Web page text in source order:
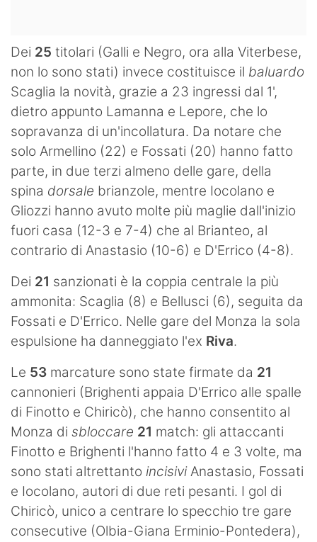
Dei 25 titolari (Galli e Negro, ora alla Viterbese,
non lo sono stati) invece costituisce il baluardo
Scaglia la novità, grazie a 23 ingressi dal 1',
dietro appunto Lamanna e Lepore, che lo
sopravanza di un'incollatura. Da notare che
solo Armellino (22) e Fossati (20) hanno fatto
parte, in due terzi almeno delle gare, della
spina dorsale brianzole, mentre Iocolano e
Gliozzi hanno avuto molte più maglie dall'inizio
fuori casa (12-3 e 7-4) che al Brianteo, al
contrario di Anastasio (10-6) e D'Errico (4-8).
Dei 21 sanzionati è la coppia centrale la più
ammonita: Scaglia (8) e Bellusci (6), seguita da
Fossati e D'Errico. Nelle gare del Monza la sola
espulsione ha danneggiato l'ex Riva.
Le 53 marcature sono state firmate da 21
cannonieri (Brighenti appaia D'Errico alle spalle
di Finotto e Chiricò), che hanno consentito al
Monza di sbloccare 21 match: gli attaccanti
Finotto e Brighenti l'hanno fatto 4 e 3 volte, ma
sono stati altrettanto incisiviAnastasio, Fossati
e Iocolano, autori di due reti pesanti. I gol di
Chiricò, unico a centrare lo specchio tre gare
consecutive (Olbia-Giana Erminio-Pontedera),